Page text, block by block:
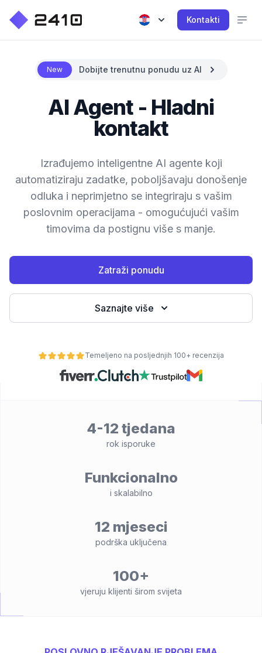
Kontakti
New Dobijte trenutnu ponudu uz AI
AI Agent - Hladni
kontakt
Izrađujemo inteligentne AI agente koji
automatiziraju zadatke, poboljšavaju donošenje
odluka i neprimjetno se integriraju s vašim
poslovnim operacijama - omogućujući vašim
timovima da postignu više s manje.
Zatraži ponudu
Saznajte više
Temeljeno na posljednjih 100+ recenzija
4-12 tjedana
rok isporuke
Funkcionalno
i skalabilno
12 mjeseci
podrška uključena
100+
vjeruju klijenti širom svijeta